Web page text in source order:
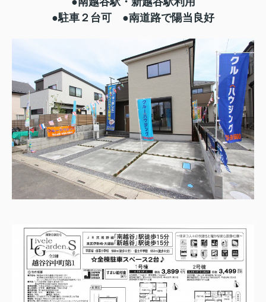
●駐車２台可 ●南道路で陽当良好